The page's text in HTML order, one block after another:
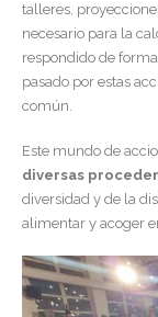
talleres,
necesario para la
respondido de
pasado por estas
común.
Este mundo de
diversas
diversidad y de la
alimentar y acoger